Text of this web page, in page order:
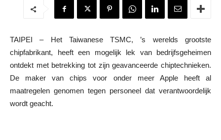
TAIPEI – Het Taiwanese TSMC, ’s werelds grootste
chipfabrikant, heeft een mogelijk lek van bedrijfsgeheimen
ontdekt met betrekking tot zijn geavanceerde chiptechnieken.
De maker van chips voor onder meer Apple heeft al
maatregelen genomen tegen personeel dat verantwoordelijk
wordt geacht.